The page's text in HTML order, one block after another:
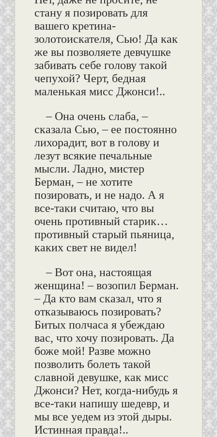
стану я позировать для
вашего кретина-
золотоискателя, Сью! Да как
же вы позволяете девчушке
забивать себе голову такой
чепухой? Черт, бедная
маленькая мисс Джонси!..
– Она очень слаба, –
сказала Сью, – ее постоянно
лихорадит, вот в голову и
лезут всякие печальные
мысли. Ладно, мистер
Берман, – не хотите
позировать, и не надо. А я
все-таки считаю, что вы
очень противный старик…
противный старый пьяница,
каких свет не видел!
– Вот она, настоящая
женщина! – возопил Берман.
– Да кто вам сказал, что я
отказываюсь позировать?
Битых полчаса я убеждаю
вас, что хочу позировать. Да
боже мой! Разве можно
позволить болеть такой
славной девушке, как мисс
Джонси? Нет, когда-нибудь я
все-таки напишу шедевр, и
мы все уедем из этой дыры.
Истинная правда!..